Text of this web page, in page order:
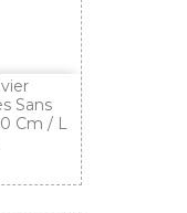
Sans
Cm / L